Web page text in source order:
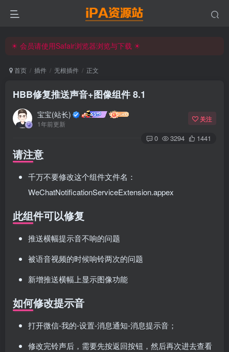
☀ 会员请使用Safair浏览器浏览与下载 ☀
☀ 会员请使用Safair浏览器浏览与下载 ☀
首页 插件 无根插件 正文
HBB修复推送声音+图像组件 8.1
宝宝(站长)
1年前更新
关注
0 3294 1441
请注意
千万不要修改这个组件文件名：
WeChatNotificationServiceExtension.appex
此组件可以修复
推送横幅提示音不响的问题
被语音视频的时候响铃两次的问题
新增推送横幅上显示图像功能
如何修改提示音
打开微信-我的-设置-消息通知-消息提示音；
修改完铃声后，需要先按返回按钮，然后再次进去查看